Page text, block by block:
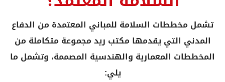
تشمل مخططات السلامة للمباني المعتمدة من الدفاع
المدني التي يقدمها مكتب ريد مجموعة متكاملة من
المخططات المعمارية والهندسية المصممة، وتشمل ما
يلي: